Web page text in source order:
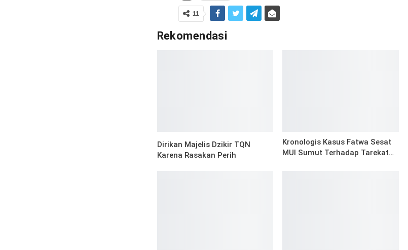
11
Rekomendasi
Dirikan Majelis Dzikir TQN
Karena Rasakan Perih
Kronologis Kasus Fatwa Sesat
MUI Sumut Terhadap Tarekat…